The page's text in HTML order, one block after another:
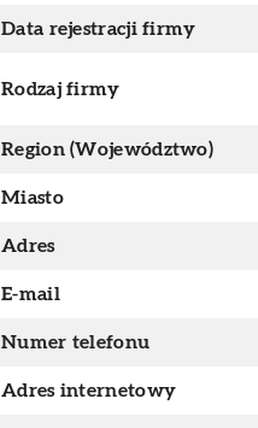
Data rejestracji firmy
Rodzaj firmy
Region (Województwo)
Miasto
Adres
E-mail
Numer telefonu
Adres internetowy